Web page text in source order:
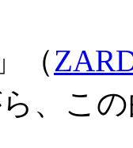
（
この